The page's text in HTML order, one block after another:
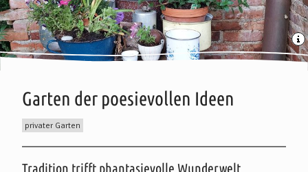
Garten der poesievollen Ideen
privater Garten
Beschreibung
Tradition trifft phantasievolle Wunderwelt